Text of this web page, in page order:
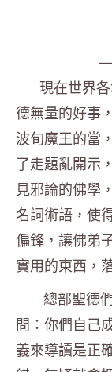
現在世界各
德無量的好事，
波旬魔王的當
了走題亂開示
見邪論的佛學
名詞術語，使
偏鋒，讓佛弟
實用的東西，
總部聖德們
問： 你們自己
義來導讀是正